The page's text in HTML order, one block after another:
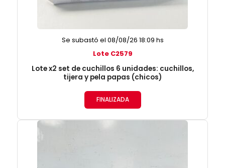
Se subastó el 08/08/26 18:09 hs
Lote C2579
Lote x2 set de cuchillos 6 unidades: cuchillos,
tijera y pela papas (chicos)
FINALIZADA